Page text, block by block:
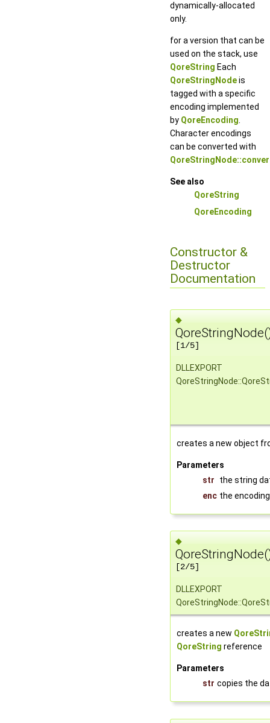
dynamically-allocated
only.
for a version that can be
used on the stack, use
QoreString Each
QoreStringNodeis
tagged with a specific
encoding implemented
by QoreEncoding
Character encodings
can be converted with
See also
QoreString
QoreEncoding
Constructor &
Destructor
Documentation
◆
[1/5]
DLLEXPORT
creates a new object
Parameters
str
the string
enc the
◆
[2/5]
DLLEXPORT
creates a new
QoreString reference
Parameters
str copies the